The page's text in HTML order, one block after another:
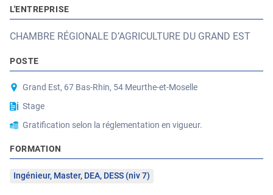
L'ENTREPRISE
CHAMBRE RÉGIONALE D’AGRICULTURE DU GRAND EST
POSTE
Grand Est, 67 Bas-Rhin, 54 Meurthe-et-Moselle
Stage
Gratification selon la réglementation en vigueur.
FORMATION
Ingénieur, Master, DEA, DESS (niv 7)